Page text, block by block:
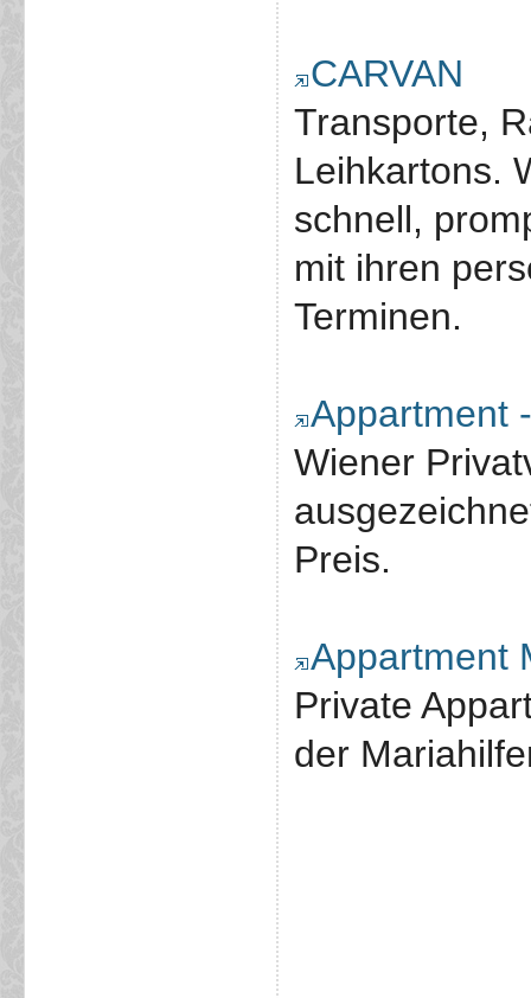
CARVAN
Transporte,
Leihkartons.
schnell,
mit ihren
Terminen.
Appartment
Wiener
Preis.
Appartment
Private
der